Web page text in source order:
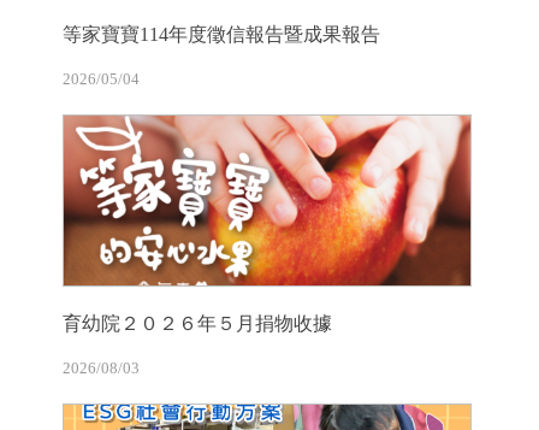
等家寶寶114年度徵信報告暨成果報告
2026/05/04
育幼院２０２６年５月捐物收據
2026/08/03